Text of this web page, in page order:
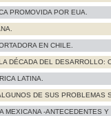
PROMOVIDA POR EUA.
EN CHILE.
DÉCADA DEL DESARROLLO:
LATINA.
DE SUS PROBLEMAS
MEXICANA -ANTECEDENTES